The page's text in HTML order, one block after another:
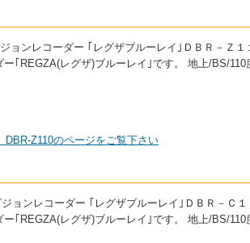
ョンレコーダー ｢レグザブルーレイ｣ＤＢＲ－Ｚ１
｢REGZA(レグザ)ブルーレイ｣です。 地上/BS/110
Z110のページをご覧下さい
ョンレコーダー ｢レグザブルーレイ｣ＤＢＲ－Ｃ１
｢REGZA(レグザ)ブルーレイ｣です。 地上/BS/110